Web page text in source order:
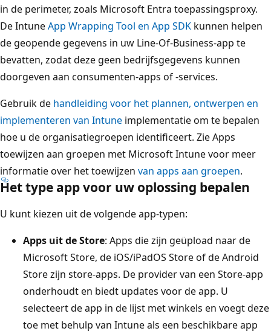
in de perimeter, zoals Microsoft Entra toepassingsproxy.
De IntuneApp Wrapping Tool en App SDK kunnen helpen
de geopende gegevens in uw Line-Of-Business-app te
bevatten, zodat deze geen bedrijfsgegevens kunnen
doorgeven aan consumenten-apps of -services.
Gebruik de handleiding voor het plannen, ontwerpen en
implementeren van Intune implementatie om te bepalen
hoe u de organisatiegroepen identificeert. Zie Apps
toewijzen aan groepen met Microsoft Intune voor meer
informatie over het toewijzen van apps aan groepen.
Het type app voor uw oplossing bepalen
U kunt kiezen uit de volgende app-typen:
Apps uit de Store: Apps die zijn geüpload naar de
Microsoft Store, de iOS/iPadOS Store of de Android
Store zijn store-apps. De provider van een Store-app
onderhoudt en biedt updates voor de app. U
selecteert de app in de lijst met winkels en voegt deze
toe met behulp van Intune als een beschikbare app